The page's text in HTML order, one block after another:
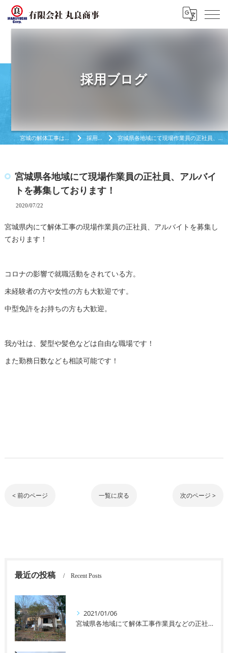
採用ブログ
宮城の解体工事は有限会社丸良商亊 採用ブログ 宮城県各地域にて現場作業員の正社員、アルバイトを募集しております！
宮城県各地域にて現場作業員の正社員、アルバイ
トを募集しております！
2020/07/22
宮城県内にて解体工事の現場作業員の正社員、アルバイトを募集し
ております！
コロナの影響で就職活動をされている方。
未経験者の方や女性の方も大歓迎です。
中型免許をお持ちの方も大歓迎。
我が社は、髪型や髪色などは自由な職場です！
また勤務日数なども相談可能です！
< 前のページ 一覧に戻る 次のページ >
最近の投稿 Recent Posts
2021/01/06
宮城県各地域にて解体工事作業員などの正社員、アルバイトなどを募集しております！未経験者の方や女性の方も大歓迎です！